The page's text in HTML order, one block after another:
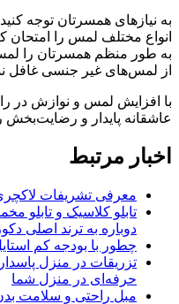
به نیازهای همسرتان توجه
انواع مختلف لمس را امتحان
به طور منظم همسرتان را
از لمس‌های غیر جنسی غافل
با افزایش لمس و نوازش در
عاشقانه پایدار و رضایت‌بخش
اخبار مرتبط
معرفی تشریفات
تابلو کلاسیک و تابلو
دوباره به ترند اصلی
چطور با بودجه کم
تزریقات در منزل
حرفه‌ای در منزل شما
مبل راحتی و سلامت